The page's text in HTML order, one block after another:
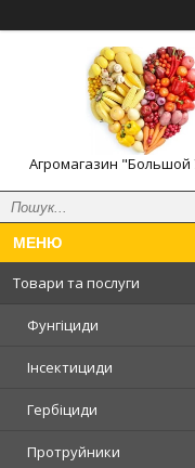
Агромагазин
Товари та послуги
Фунгіциди
Інсектициди
Гербіциди
Протруйники